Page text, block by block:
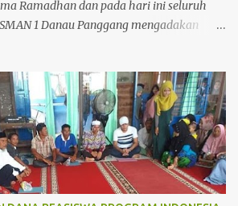
Ramadhan dan pada hari ini seluruh
1 Danau Panggang mengadakan
yang terdapat pada foto ini namun
beberapa wajah baru yang hadir di keluarga
Panggang. semoga dengan hadirnya
menyegaran dan kemajuaan untuk
terlihat keakraban dan
dari kebersamaan ini semoga kita
hari-hari yang terlihat tidak akan